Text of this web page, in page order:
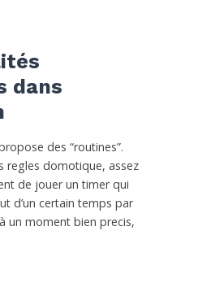
dans
des “routines”.
regles domotique, assez
de jouer un timer qui
d’un certain temps par
un moment bien precis,